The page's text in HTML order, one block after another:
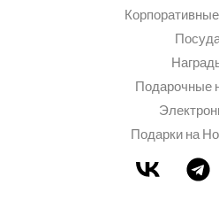
Подарочные
Подарки на